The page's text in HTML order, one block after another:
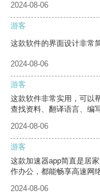
2024-08-06
游客
这款软件的界面设计非常
2024-08-06
游客
这款软件非常实用，可以
查找资料、翻译语言、编
2024-08-06
游客
这款加速器app简直是居
作办公，都能畅享高速网
2024-08-06